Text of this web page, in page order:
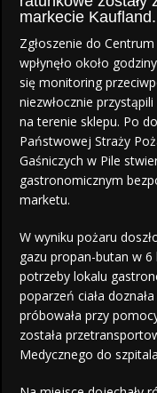
markecie Kaufland.
Zgłoszenie do
wpłynęło około
się monitoring
niezwłocznie
na terenie sklepu. Po
Państwowej Straży
Gaśniczych w Pile
gastronomicznym
marketu.
W wyniku pożaru
gazu propan-butan w
potrzeby lokalu
poparzeń ciała
próbowała przy
została
Medycznego do